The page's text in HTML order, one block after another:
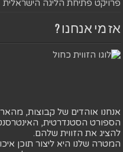
פרויקט פתיחת הליגה הישראלית
אז מי אנחנו ?
אנחנו אוהדים של קבוצות,
הספורט הסטנדרטית,
להציג את הזווית שלהם.
המטרה שלנו היא ליצור תוכן